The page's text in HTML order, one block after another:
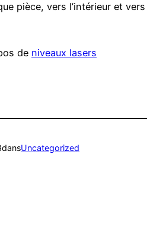
pièce, vers l’intérieur et vers
de niveaux lasers
dansUncategorized